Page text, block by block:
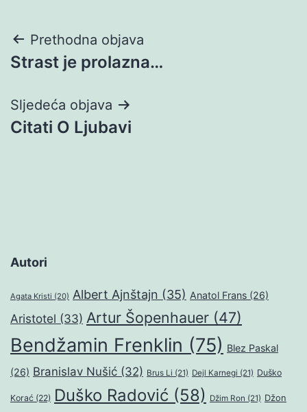
Navigacija
objava
Prethodna objava
Strast je prolazna…
Sljedeća objava
Citati O Ljubavi
Autori
Agata Kristi (20) Albert Ajnštajn (35) Anatol Frans (26)
Aristotel (33) Artur Šopenhauer (47)
Bendžamin Frenklin (75) Blez Paskal
(26) Branislav Nušić (32) Brus Li (21) Dejl Karnegi (21) Duško
Korać (22) Duško Radović (58) Džim Ron (21) Džon